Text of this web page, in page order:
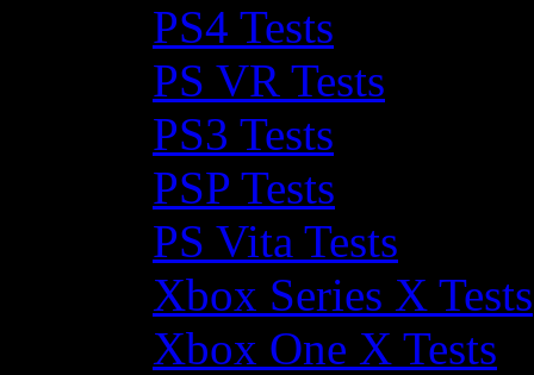
PS4 Tests
PS VR Tests
PS3 Tests
PSP Tests
PS Vita Tests
Xbox Series X Tests
Xbox One X Tests